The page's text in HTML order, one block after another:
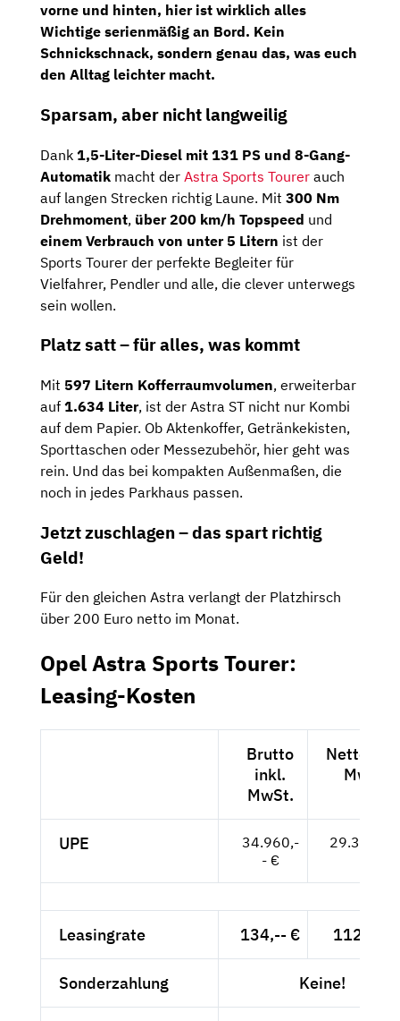
vorne und hinten, hier ist wirklich alles
Wichtige serienmäßig an Bord. Kein
Schnickschnack, sondern genau das, was euch
den Alltag leichter macht.
Sparsam, aber nicht langweilig
Dank 1,5-Liter-Diesel mit 131 PS und 8-Gang-
Automatik macht der Astra Sports Tourer auch
auf langen Strecken richtig Laune. Mit 300 Nm
Drehmoment, über200 km/h Topspeed und
einem Verbrauch von unter 5 Litern ist der
Sports Tourer der perfekte Begleiter für
Vielfahrer, Pendler und alle, die clever unterwegs
sein wollen.
Platzsatt –füralles, was kommt
Mit 597 Litern Kofferraumvolumen, erweiterbar
auf 1.634 Liter, ist der Astra ST nicht nur Kombi
auf dem Papier. Ob Aktenkoffer, Getränkekisten,
Sporttaschen oder Messezubehör, hier geht was
rein. Und das bei kompakten Außenmaßen, die
noch in jedes Parkhaus passen.
Jetztzuschlagen –das spart richtig
Geld!
Für den gleichen Astra verlangt der Platzhirsch
über 200 Euro netto im Monat.
Opel Astra Sports Tourer:
Leasing-Kosten
Brutto
inkl.
MwSt.
Netto
MwSt.
UPE
34.960,-
- €
29.378,--
Leasingrate 134,-- € 112,61 €
Sonderzahlung Keine!